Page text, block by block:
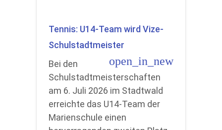
Tennis: U14-Team wird Vize-
Schulstadtmeister
open_in_new
Bei den
Schulstadtmeisterschaften
am 6. Juli 2026 im Stadtwald
erreichte das U14-Team der
Marienschule einen